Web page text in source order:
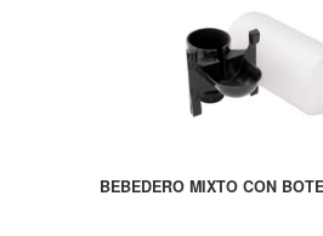
BEBEDERO MIXTO CON